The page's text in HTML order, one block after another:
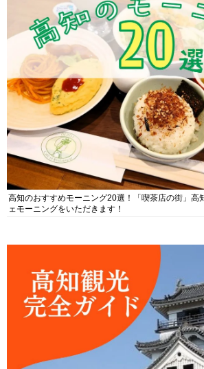
高知のおすすめモーニング20選！「喫茶店の街」高
ェモーニングをいただきます！